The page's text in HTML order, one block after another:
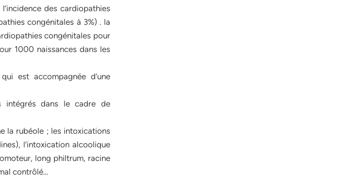
des cardiopathies
congénitales à 3%) . la
congénitales pour
1000 naissances dans les
est accompagnée d’une
intégrés dans le cadre de
la rubéole ; les intoxications
l’intoxication alcoolique
long philtrum, racine
contrôlé…